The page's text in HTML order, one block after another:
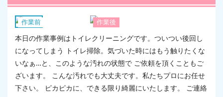
作業前 作業後
トイレ
本日の作業事例はトイレクリーニングです。ついつい後回し
になってしまう トイレ掃除。気づいた時にはもう触りたくな
いなぁ…と、このような汚れの状態で ご依頼を頂くこともご
ざいます。 こんな汚れでも大丈夫です。私たちプロにお任せ
下さい。 ピカピカに、できる限り綺麗にいたします。 ご連絡